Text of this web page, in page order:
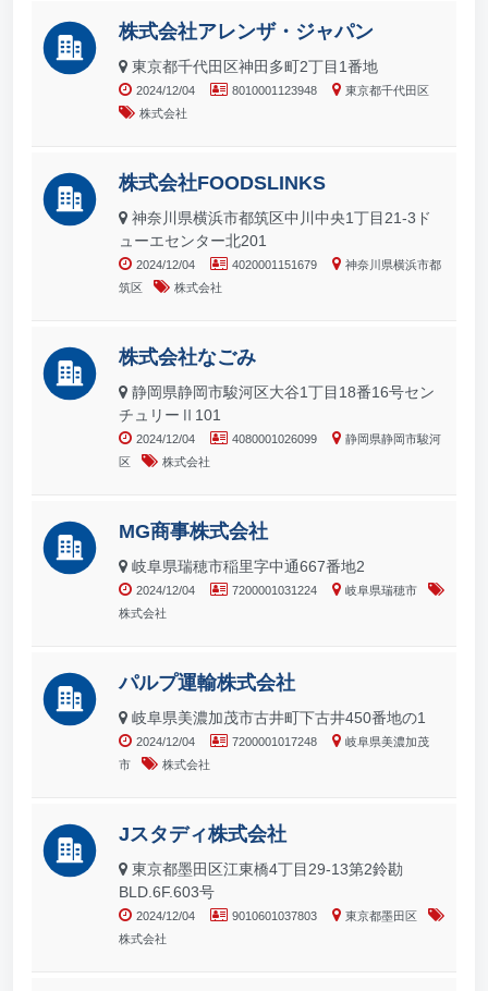
株式会社アレンザ・ジャパン
東京都千代田区神田多町2丁目1番地
2024/12/04 8010001123948
東京都千代田区
株式会社
株式会社FOODSLINKS
神奈川県横浜市都筑区中川中央1丁目21-3ド
ューエセンター北201
2024/12/04 4020001151679
神奈川県横浜市都
筑区
株式会社
株式会社なごみ
静岡県静岡市駿河区大谷1丁目18番16号セン
チュリーⅡ101
2024/12/04 4080001026099
静岡県静岡市駿河
区
株式会社
MG商事株式会社
岐阜県瑞穂市稲里字中通667番地2
2024/12/04 7200001031224
岐阜県瑞穂市
株式会社
パルプ運輸株式会社
岐阜県美濃加茂市古井町下古井450番地の1
2024/12/04 7200001017248
岐阜県美濃加茂
市
株式会社
Jスタディ株式会社
東京都墨田区江東橋4丁目29-13第2鈴勘
BLD.6F.603号
2024/12/04 9010601037803
東京都墨田区
株式会社